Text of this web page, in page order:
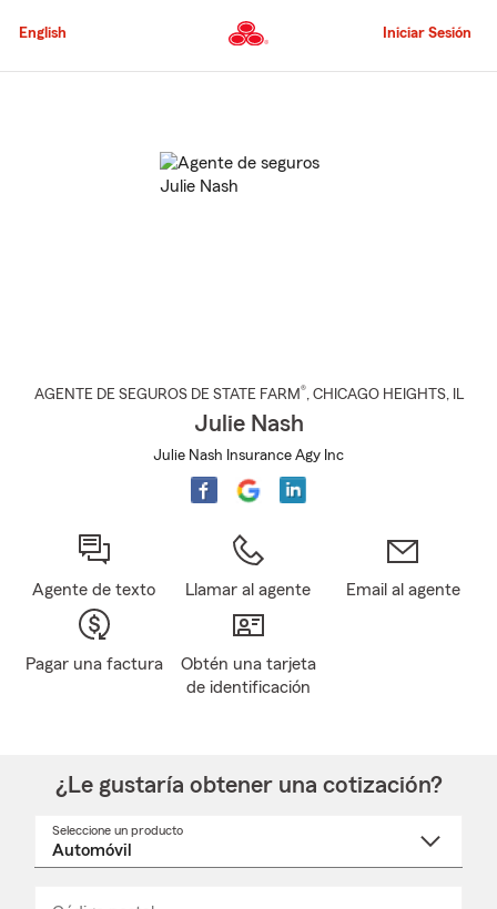
al
principal
English Iniciar Sesión
AGENTE DE SEGUROS DE STATE FARM®, CHICAGO HEIGHTS, IL
Julie Nash
Julie Nash Insurance Agy Inc
Agente de texto Llamar al agente Email al agente
Pagar una factura
Obtén una tarjeta
de identificación
¿Le gustaría obtener una cotización?
Seleccione un producto